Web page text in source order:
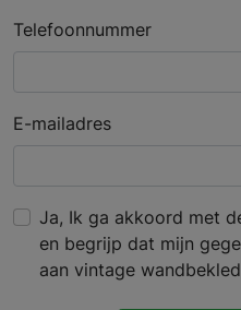
Telefoonnummer
E-mailadres
Ja, Ik ga akkoord met
en begrijp dat mijn
aan vintage